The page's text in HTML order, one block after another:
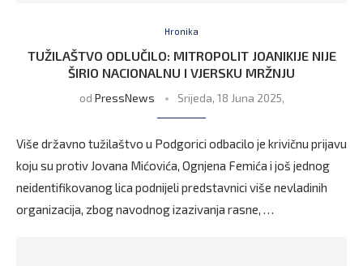
Hronika
TUŽILAŠTVO ODLUČILO: MITROPOLIT JOANIKIJE NIJE
ŠIRIO NACIONALNU I VJERSKU MRŽNJU
od PressNews Srijeda, 18 Juna 2025,
Više državno tužilaštvo u Podgorici odbacilo je krivičnu prijavu
koju su protiv Jovana Mićovića, Ognjena Femića i još jednog
neidentifikovanog lica podnijeli predstavnici više nevladinih
organizacija, zbog navodnog izazivanja rasne, …